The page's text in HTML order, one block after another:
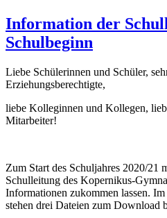
Information der
Schulbeginn
Liebe Schülerinnen und Schüler,
Erziehungsberechtigte,
liebe Kolleginnen und Kollegen,
Mitarbeiter!
Zum Start des Schuljahres 2020/21
Schulleitung des Kopernikus-
Informationen zukommen lassen.
stehen drei Dateien zum Download